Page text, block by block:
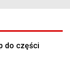
do części